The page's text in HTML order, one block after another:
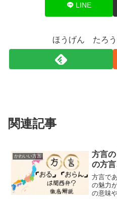
LINE
ほうげん たろう
関連記事
かわいい方言
方言
の方
方言で
の魅力
の意味